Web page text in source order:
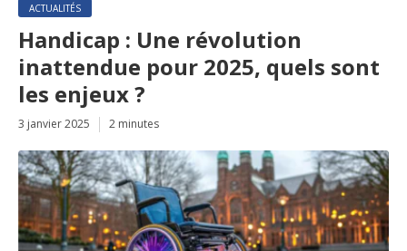
ACTUALITÉS
Handicap : Une révolution
inattendue pour 2025, quels sont
les enjeux ?
3 janvier 2025 2 minutes